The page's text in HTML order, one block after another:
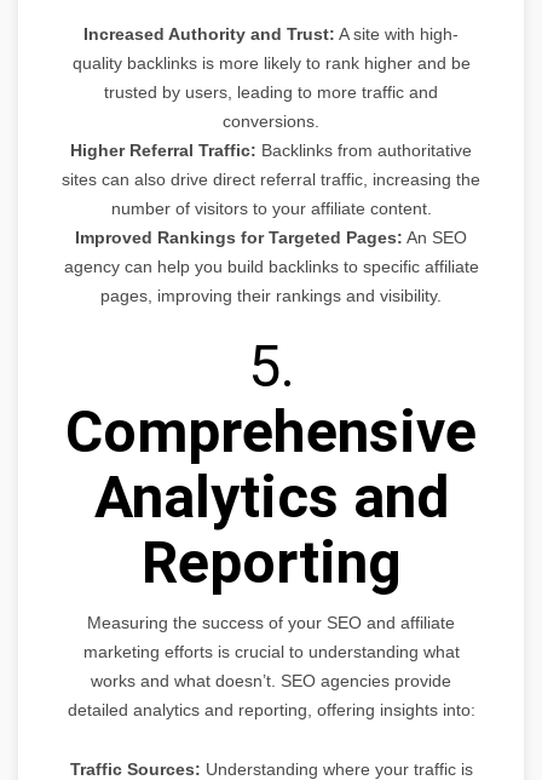
Increased Authority and Trust: A site with high-
quality backlinks is more likely to rank higher and be
trusted by users, leading to more traffic and
conversions.
Higher Referral Traffic: Backlinks from authoritative
sites can also drive direct referral traffic, increasing the
number of visitors to your affiliate content.
Improved Rankings for Targeted Pages: An SEO
agency can help you build backlinks to specific affiliate
pages, improving their rankings and visibility.
5.
Comprehensive
Analytics and
Reporting
Measuring the success of your SEO and affiliate
marketing efforts is crucial to understanding what
works and what doesn’t. SEO agencies provide
detailed analytics and reporting, offering insights into:
Traffic Sources: Understanding where your traffic is